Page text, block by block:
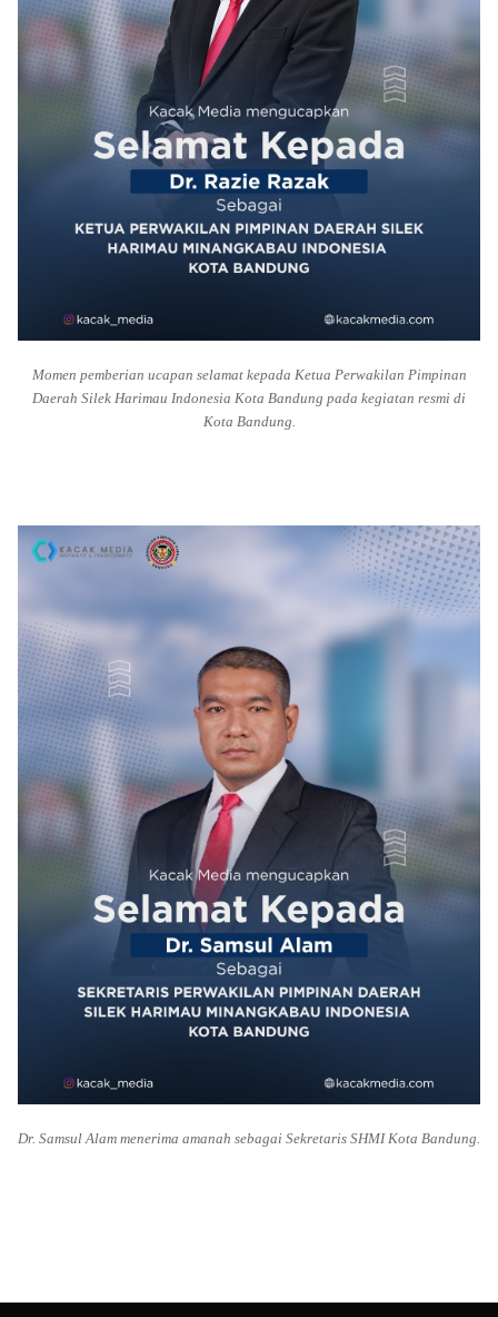
Momen pemberian ucapan selamat kepada Ketua Perwakilan Pimpinan
Daerah Silek Harimau Indonesia Kota Bandung pada kegiatan resmi di
Kota Bandung.
Dr. Samsul Alam menerima amanah sebagai Sekretaris SHMI Kota Bandung.